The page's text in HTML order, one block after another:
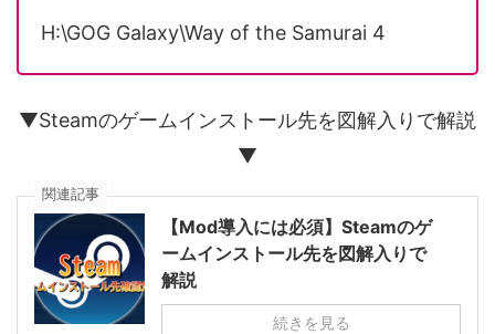
H:\GOG Galaxy\Way of the Samurai 4
▼Steamのゲームインストール先を図解入りで解説
▼
関連記事
【Mod導入には必須】Steamのゲ
ームインストール先を図解入りで
解説
続きを見る